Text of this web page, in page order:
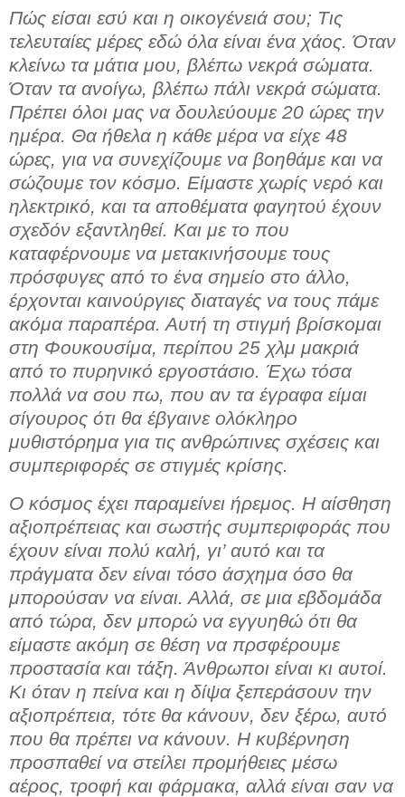
Πώς είσαι εσύ και η οικογένειά σου; Τις
τελευταίες μέρες εδώ όλα είναι ένα χάος. Όταν
κλείνω τα μάτια μου, βλέπω νεκρά σώματα.
Όταν τα ανοίγω, βλέπω πάλι νεκρά σώματα.
Πρέπει όλοι μας να δουλεύουμε 20 ώρες την
ημέρα. Θα ήθελα η κάθε μέρα να είχε 48
ώρες, για να συνεχίζουμε να βοηθάμε και να
σώζουμε τον κόσμο. Είμαστε χωρίς νερό και
ηλεκτρικό, και τα αποθέματα φαγητού έχουν
σχεδόν εξαντληθεί. Και με το που
καταφέρνουμε να μετακινήσουμε τους
πρόσφυγες από το ένα σημείο στο άλλο,
έρχονται καινούργιες διαταγές να τους πάμε
ακόμα παραπέρα. Αυτή τη στιγμή βρίσκομαι
στη Φουκουσίμα, περίπου 25 χλμ μακριά
από το πυρηνικό εργοστάσιο. Έχω τόσα
πολλά να σου πω, που αν τα έγραφα είμαι
σίγουρος ότι θα έβγαινε ολόκληρο
μυθιστόρημα για τις ανθρώπινες σχέσεις και
συμπεριφορές σε στιγμές κρίσης.
Ο κόσμος έχει παραμείνει ήρεμος. Η αίσθηση
αξιοπρέπειας και σωστής συμπεριφοράς που
έχουν είναι πολύ καλή, γι’ αυτό και τα
πράγματα δεν είναι τόσο άσχημα όσο θα
μπορούσαν να είναι. Αλλά, σε μια εβδομάδα
από τώρα, δεν μπορώ να εγγυηθώ ότι θα
είμαστε ακόμη σε θέση να πρσφέρουμε
προστασία και τάξη. Άνθρωποι είναι κι αυτοί.
Κι όταν η πείνα και η δίψα ξεπεράσουν την
αξιοπρέπεια, τότε θα κάνουν, δεν ξέρω, αυτό
που θα πρέπει να κάνουν. Η κυβέρνηση
προσπαθεί να στείλει προμήθειες μέσω
αέρος, τροφή και φάρμακα, αλλά είναι σαν να